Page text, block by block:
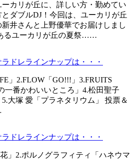
カリが丘に、詳しい方・勤めてい
ダブルDJ！今回は、ユーカリが丘
井さんと上野優華でお届けしまし
るユーカリが丘の夏祭……
ドレラインナップは・・・
」2.FLOW「GO!!!」3.FRUITS
一番かわいいところ」4.松田聖子
5.大塚 愛「プラネタリウム」 投票＆
ドレラインナップは・・・
」2.ポルノグラフィティ「ハネウマ